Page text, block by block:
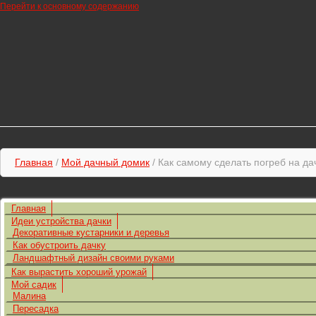
Перейти к основному содержанию
Главная / Мой дачный домик / Как самому сделать погреб на
Главная
Идеи устройства дачки
Декоративные кустарники и деревья
Как обустроить дачку
Ландшафтный дизайн своими руками
Как вырастить хороший урожай
Мой садик
Малина
Пересадка